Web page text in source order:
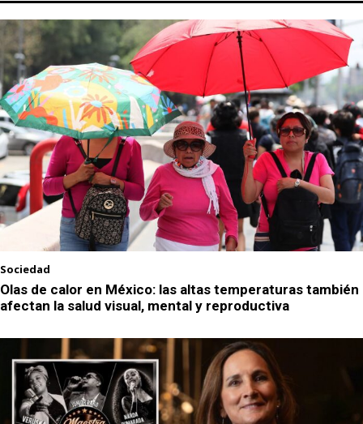
Sociedad
Olas de calor en México: las altas temperaturas también
afectan la salud visual, mental y reproductiva